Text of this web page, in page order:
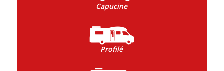
Capucine
Profilé